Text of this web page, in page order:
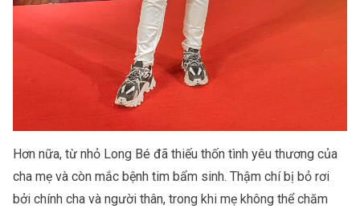
Hơn nữa, từ nhỏ Long Bé đã thiếu thốn tình yêu thương của
cha mẹ và còn mắc bệnh tim bẩm sinh. Thậm chí bị bỏ rơi
bởi chính cha và người thân, trong khi mẹ không thể chăm